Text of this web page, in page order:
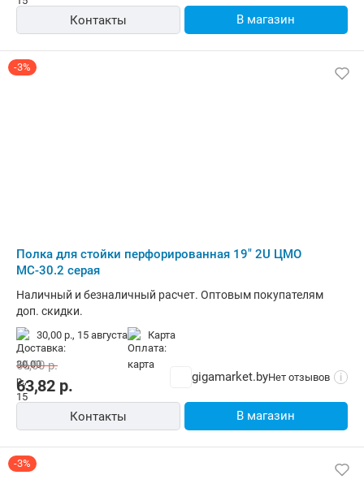
Контакты В магазин
-3%
Полка для стойки перфорированная 19" 2U ЦМО
МС-30.2 серая
Наличный и безналичный расчет. Оптовым покупателям
доп. скидки.
30,00 р., 15 августа карта
63,82 р.
66,00р.
gigamarket.byНет отзывов i
Контакты В магазин
-3%